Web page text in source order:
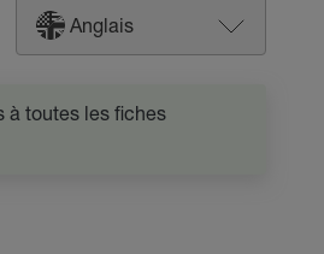
Anglais
à toutes les fiches